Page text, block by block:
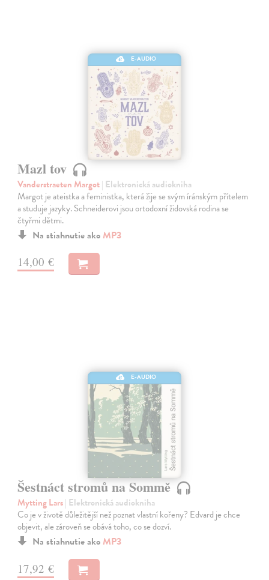
E-AUDIO
Mazl tov
Vanderstraeten Margot| Elektronická audiokniha
Margot je ateistka a feministka, která žije se svým íránským přítelem
a studuje jazyky. Schneiderovi jsou ortodoxní židovská rodina se
čtyřmi dětmi.
Na stiahnutie ako MP3
14,00 €
E-AUDIO
Šestnáct stromů na Sommě
Mytting Lars| Elektronická audiokniha
Co je v životě důležitější než poznat vlastní kořeny? Edvard je chce
objevit, ale zároveň se obává toho, co se dozví.
Na stiahnutie ako MP3
17,92 €